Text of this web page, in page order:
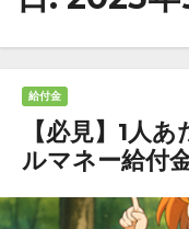
給付金
【必見】1人
ルマネー給付